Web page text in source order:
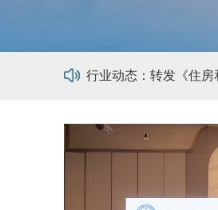
行业动态：转发全国
行业动态：转发《住房
行业动态：转发《
行业动态：大庆油田